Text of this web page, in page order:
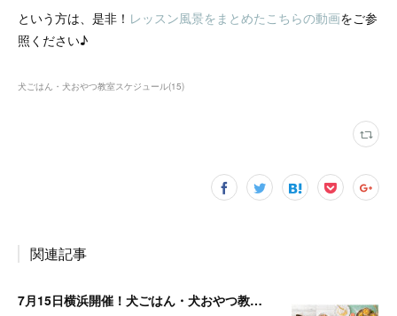
という方は、是非！ レッスン風景をまとめたこちらの動画をご参
照ください♪
犬ごはん・犬おやつ教室スケジュール(15)
関連記事
7月15日横浜開催！犬ごはん・犬おやつ教室のお知らせ